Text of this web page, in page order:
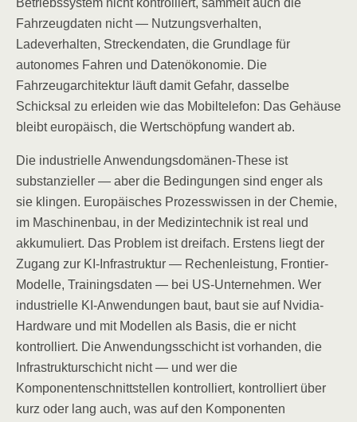
Betriebssystem nicht kontrolliert, sammelt auch die
Fahrzeugdaten nicht — Nutzungsverhalten,
Ladeverhalten, Streckendaten, die Grundlage für
autonomes Fahren und Datenökonomie. Die
Fahrzeugarchitektur läuft damit Gefahr, dasselbe
Schicksal zu erleiden wie das Mobiltelefon: Das Gehäuse
bleibt europäisch, die Wertschöpfung wandert ab.
Die industrielle Anwendungsdomänen-These ist
substanzieller — aber die Bedingungen sind enger als
sie klingen. Europäisches Prozesswissen in der Chemie,
im Maschinenbau, in der Medizintechnik ist real und
akkumuliert. Das Problem ist dreifach. Erstens liegt der
Zugang zur KI-Infrastruktur — Rechenleistung, Frontier-
Modelle, Trainingsdaten — bei US-Unternehmen. Wer
industrielle KI-Anwendungen baut, baut sie auf Nvidia-
Hardware und mit Modellen als Basis, die er nicht
kontrolliert. Die Anwendungsschicht ist vorhanden, die
Infrastrukturschicht nicht — und wer die
Komponentenschnittstellen kontrolliert, kontrolliert über
kurz oder lang auch, was auf den Komponenten